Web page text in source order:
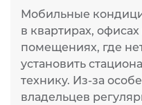
Мобильные
в квартирах,
помещениях, где
установить
технику. Из-за
владельцев